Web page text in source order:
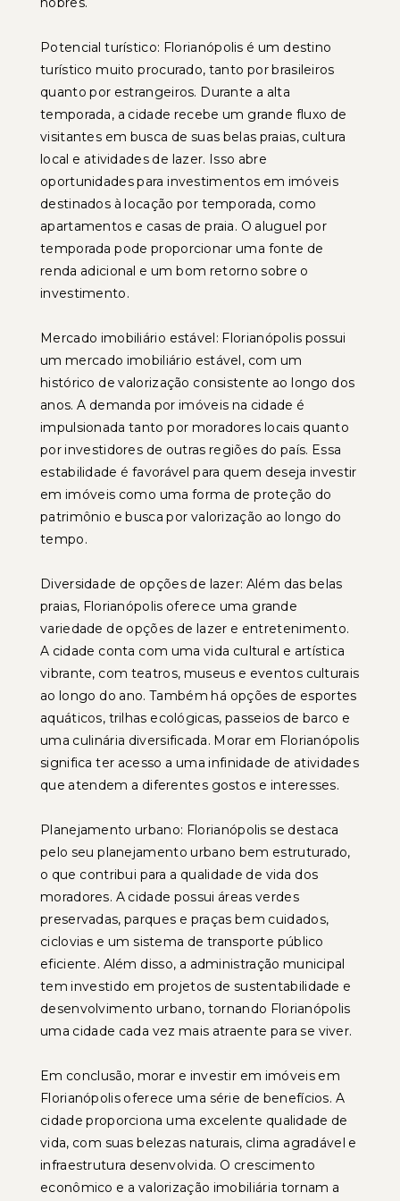
Potencial turístico: Florianópolis é um destino
turístico muito procurado, tanto por brasileiros
quanto por estrangeiros. Durante a alta
temporada, a cidade recebe um grande fluxo de
visitantes em busca de suas belas praias, cultura
local e atividades de lazer. Isso abre
oportunidades para investimentos em imóveis
destinados à locação por temporada, como
apartamentos e casas de praia. O aluguel por
temporada pode proporcionar uma fonte de
renda adicional e um bom retorno sobre o
investimento.
Mercado imobiliário estável: Florianópolis possui
um mercado imobiliário estável, com um
histórico de valorização consistente ao longo dos
anos. A demanda por imóveis na cidade é
impulsionada tanto por moradores locais quanto
por investidores de outras regiões do país. Essa
estabilidade é favorável para quem deseja investir
em imóveis como uma forma de proteção do
patrimônio e busca por valorização ao longo do
tempo.
Diversidade de opções de lazer: Além das belas
praias, Florianópolis oferece uma grande
variedade de opções de lazer e entretenimento.
A cidade conta com uma vida cultural e artística
vibrante, com teatros, museus e eventos culturais
ao longo do ano. Também há opções de esportes
aquáticos, trilhas ecológicas, passeios de barco e
uma culinária diversificada. Morar em Florianópolis
significa ter acesso a uma infinidade de atividades
que atendem a diferentes gostos e interesses.
Planejamento urbano: Florianópolis se destaca
pelo seu planejamento urbano bem estruturado,
o que contribui para a qualidade de vida dos
moradores. A cidade possui áreas verdes
preservadas, parques e praças bem cuidados,
ciclovias e um sistema de transporte público
eficiente. Além disso, a administração municipal
tem investido em projetos de sustentabilidade e
desenvolvimento urbano, tornando Florianópolis
uma cidade cada vez mais atraente para se viver.
Em conclusão, morar e investir em imóveis em
Florianópolis oferece uma série de benefícios. A
cidade proporciona uma excelente qualidade de
vida, com suas belezas naturais, clima agradável e
infraestrutura desenvolvida. O crescimento
econômico e a valorização imobiliária tornam a